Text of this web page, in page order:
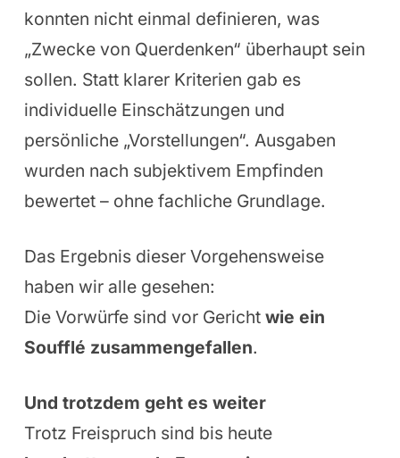
konnten nicht einmal definieren, was
„Zwecke von Querdenken“ überhaupt sein
sollen. Statt klarer Kriterien gab es
individuelle Einschätzungen und
persönliche „Vorstellungen“. Ausgaben
wurden nach subjektivem Empfinden
bewertet – ohne fachliche Grundlage.
Das Ergebnis dieser Vorgehensweise
haben wir alle gesehen:
Die Vorwürfe sind vor Gericht wie ein
Soufflé zusammengefallen.
Und trotzdem geht es weiter
Trotz Freispruch sind bis heute